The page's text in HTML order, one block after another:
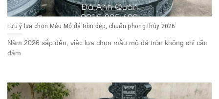
Lưu ý lựa chọn Mẫu Mộ đá tròn đẹp, chuẩn phong thủy 2026
Năm 2026 sắp đến, việc lựa chọn mẫu mộ đá tròn không chỉ cần
đảm